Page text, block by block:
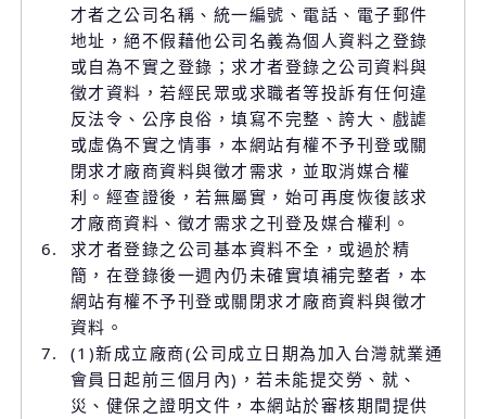
才者之公司名稱、統一編號、電話、電子郵件
地址，絕不假藉他公司名義為個人資料之登錄
或自為不實之登錄；求才者登錄之公司資料與
徵才資料，若經民眾或求職者等投訴有任何違
反法令、公序良俗，填寫不完整、誇大、戲謔
或虛偽不實之情事，本網站有權不予刊登或關
閉求才廠商資料與徵才需求，並取消媒合權
利。經查證後，若無屬實，始可再度恢復該求
才廠商資料、徵才需求之刊登及媒合權利。
6.
求才者登錄之公司基本資料不全，或過於精
簡，在登錄後一週內仍未確實填補完整者，本
網站有權不予刊登或關閉求才廠商資料與徵才
資料。
7.
(1)新成立廠商(公司成立日期為加入台灣就業通
會員日起前三個月內)，若未能提交勞、就、
災、健保之證明文件，本網站於審核期間提供